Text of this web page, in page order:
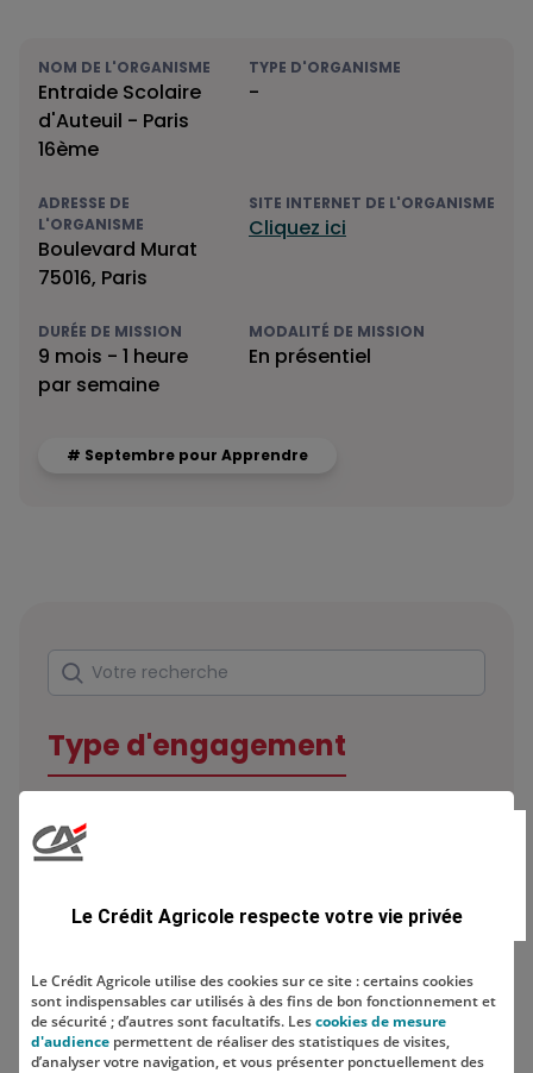
NOM DE L'ORGANISME
Entraide Scolaire
d'Auteuil - Paris
16ème
TYPE D'ORGANISME
-
ADRESSE DE
L'ORGANISME
Boulevard Murat
75016, Paris
SITE INTERNET DE L'ORGANISME
Cliquez ici
DURÉE DE MISSION
9 mois - 1 heure
par semaine
MODALITÉ DE MISSION
En présentiel
# Septembre pour Apprendre
Rechercher
Votre recherche
Type d'engagement
Localisation
Le Crédit Agricole respecte votre vie privée
Le Crédit Agricole utilise des cookies sur ce site : certains cookies
sont indispensables car utilisés à des fins de bon fonctionnement et
de sécurité ; d’autres sont facultatifs. Lescookies de mesure
d'audience permettent de réaliser des statistiques de visites,
d’analyser votre navigation, et vous présenter ponctuellement des